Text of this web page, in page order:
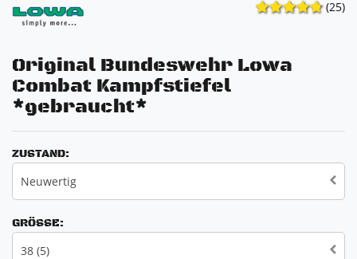
(25)
Original Bundeswehr Lowa
Combat Kampfstiefel
*gebraucht*
ZUSTAND:
Neuwertig
GRÖSSE:
38 (5)